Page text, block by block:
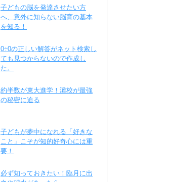
子どもの脳を発達させたい方
へ、意外に知らない脳育の基本
を知る！
0÷0の正しい解答がネット検索し
ても見つからないので作成し
た。
約半数が東大進学！灘校が最強
の秘密に迫る
子どもが夢中になれる「好きな
こと」こそが知的好奇心には重
要！
必ず知っておきたい！臨月に出